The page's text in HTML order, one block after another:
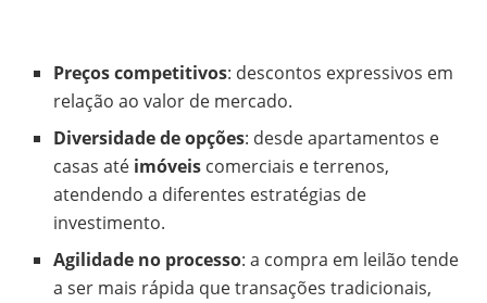
Preços competitivos: descontos expressivos em
relação ao valor de mercado.
Diversidade de opções: desde apartamentos e
casas até imóveis comerciais e terrenos,
atendendo a diferentes estratégias de
investimento.
Agilidade no processo: a compra em leilão tende
a ser mais rápida que transações tradicionais,